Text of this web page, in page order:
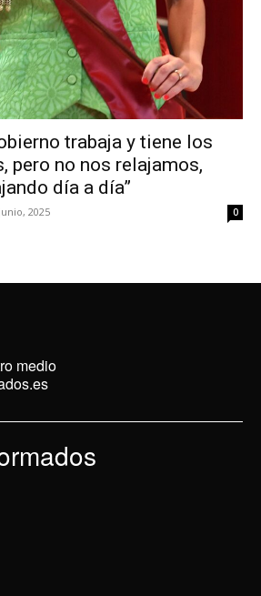
trabaja y tiene los
pero no nos relajamos,
día a día”
2025 0
medio